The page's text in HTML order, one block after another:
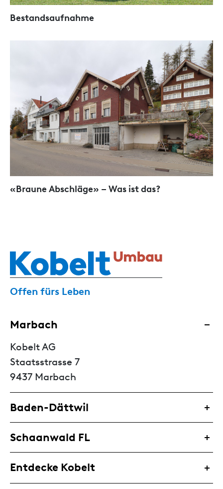
Bestandsaufnahme
«Braune Abschläge» – Was ist das?
Offen fürs Leben
Marbach
Kobelt AG
Staatsstrasse 7
9437 Marbach
Baden-Dättwil
Schaanwald FL
Entdecke Kobelt